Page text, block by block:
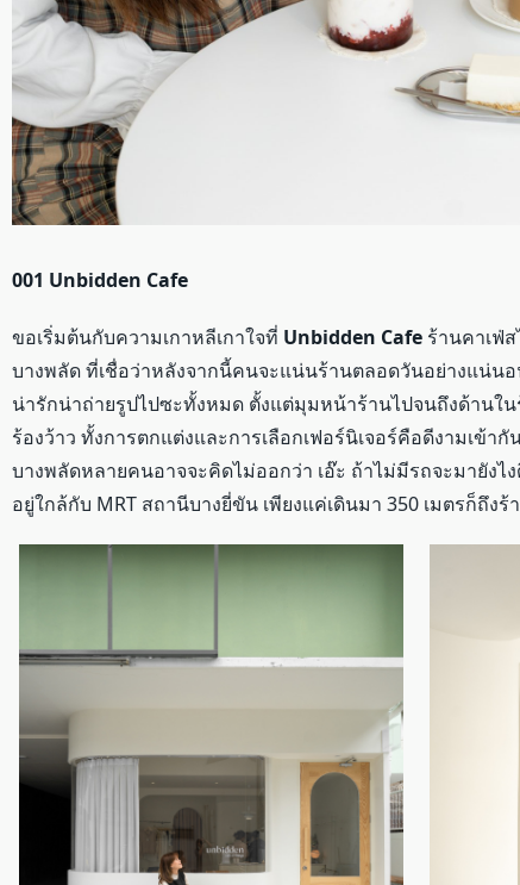
001 Unbidden Cafe
ขอเริ่มต้นกับความเกาหลีเกาใจที่ Unbidden Cafe ร้านคาเฟ่
บางพลัด ที่เชื่อว่าหลังจากนี้คนจะแน่นร้านตลอดวันอย่างแน่นอ
น่ารักน่าถ่ายรูปไปซะทั้งหมด ตั้งแต่มุมหน้าร้านไปจนถึงด้านใน
ร้องว้าว ทั้งการตกแต่งและการเลือกเฟอร์นิเจอร์คือดีงามเข้า
บางพลัดหลายคนอาจจะคิดไม่ออกว่า เอ๊ะ ถ้าไม่มีรถจะมายังไ
อยู่ใกล้กับ MRT สถานีบางยี่ขัน เพียงแค่เดินมา 350 เมตรก็ถึงร้